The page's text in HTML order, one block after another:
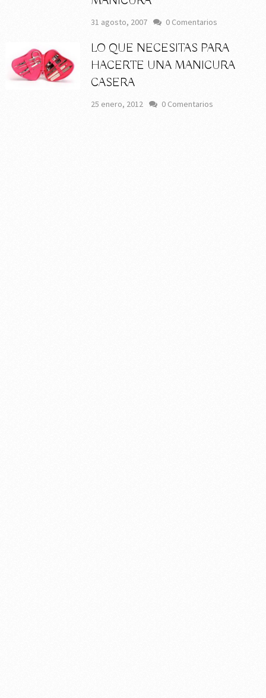
31 agosto, 2007 0 Comentarios
LO QUE NECESITAS PARA
HACERTE UNA MANICURA
CASERA
25 enero, 2012 0 Comentarios